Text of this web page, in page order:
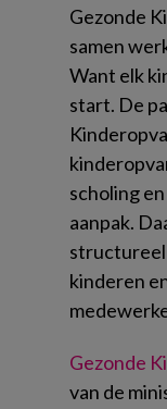
Gezonde
samen
Want elk
start. De
scholing
aanpak.
structureel
kinderen
Gezonde
van de